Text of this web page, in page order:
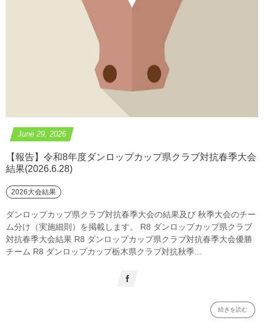
June 29,2026
【報告】令和8年度ダンロップカップ県クラブ対抗春季大会
結果(2026.6.28)
2026大会結果
ダンロップカップ県クラブ対抗春季大会の結果及び 秋季大会のチー
ム分け（実施細則）を掲載します。 R8 ダンロップカップ県クラブ
対抗春季大会結果 R8 ダンロップカップ県クラブ対抗春季大会優勝
チーム R8 ダンロップカップ栃木県クラブ対抗秋季...
続きを読む